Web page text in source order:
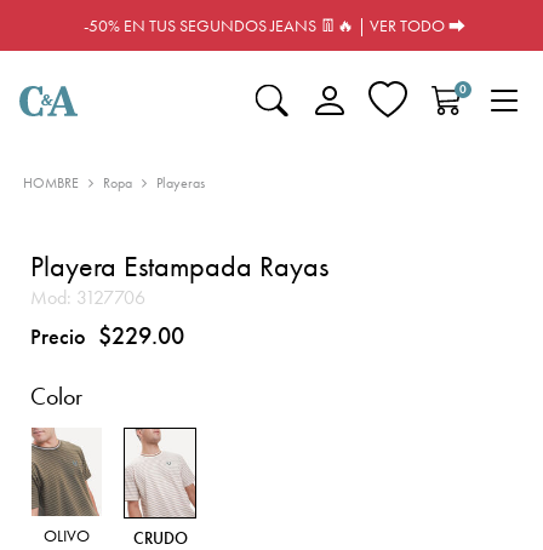
-50% EN TUS SEGUNDOS JEANS 👖🔥 | VER TODO ⮕
0
HOMBRE Ropa Playeras
Playera Estampada Rayas
Mod: 3127706
Precio $229.00
Color
OLIVO CRUDO